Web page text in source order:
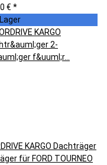
€ *
KARGO Dachträger
für FORD TOURNEO